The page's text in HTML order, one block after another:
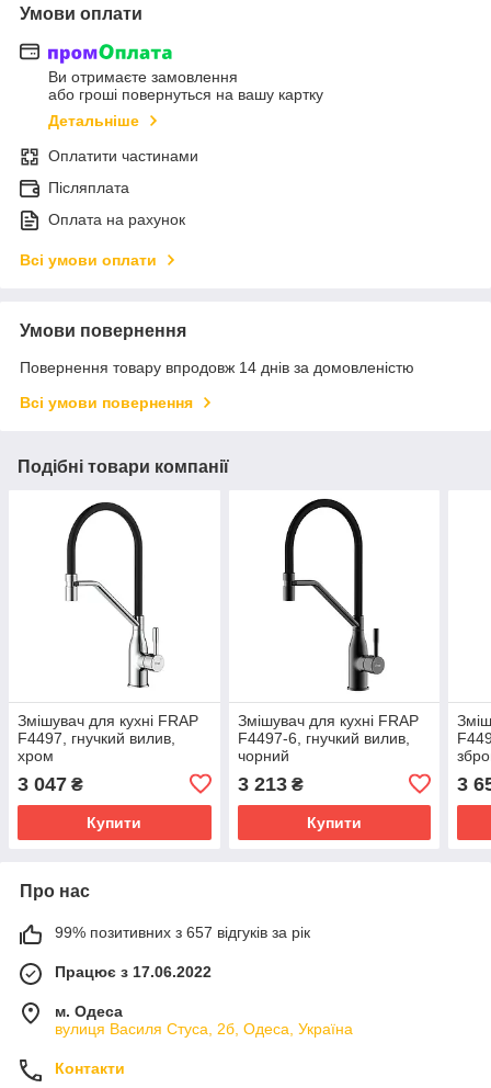
Умови оплати
Ви отримаєте замовлення
або гроші повернуться на вашу картку
Детальніше
Оплатити частинами
Післяплата
Оплата на рахунок
Всі умови оплати
Умови повернення
Повернення товару впродовж 14 днів за домовленістю
Всі умови повернення
Подібні товари компанії
Змішувач для кухні FRAP
F4497, гнучкий вилив,
хром
3 047 ₴
Купити
Змішувач для кухні FRAP
F4497-6, гнучкий вилив,
чорний
3 213₴
Купити
3
Про нас
99% позитивних з 657 відгуків за рік
Працює з 17.06.2022
м. Одеса
вулиця Василя Стуса, 2б, Одеса, Україна
Контакти